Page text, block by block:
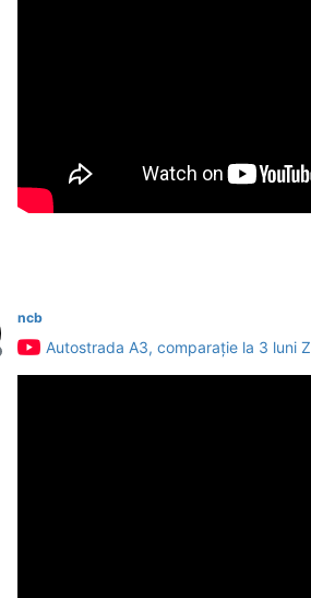
ncb
Autostrada A3, comparație la 3 luni